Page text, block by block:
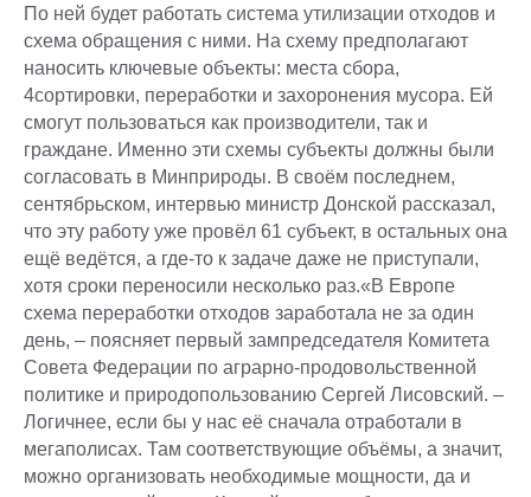
По ней будет работать система утилизации отходов и
схема обращения с ними. На схему предполагают
наносить ключевые объекты: места сбора,
4сортировки, переработки и захоронения мусора. Ей
смогут пользоваться как производители, так и
граждане. Именно эти схемы субъекты должны были
согласовать в Минприроды. В своём последнем,
сентябрьском, интервью министр Донской рассказал,
что эту работу уже провёл 61 субъект, в остальных она
ещё ведётся, а где-то к задаче даже не приступали,
хотя сроки переносили несколько раз.«В Европе
схема переработки отходов заработала не за один
день, – поясняет первый зампредседателя Комитета
Совета Федерации по аграрно-продовольственной
политике и природопользованию Сергей Лисовский. –
Логичнее, если бы у нас её сначала отработали в
мегаполисах. Там соответствующие объёмы, а значит,
можно организовать необходимые мощности, да и